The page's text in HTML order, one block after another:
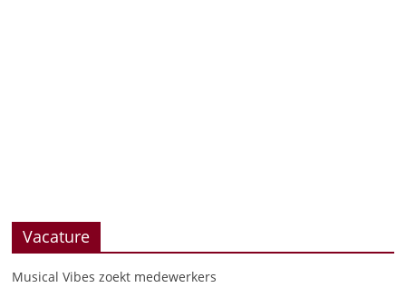
Vacature
Musical Vibes zoekt medewerkers